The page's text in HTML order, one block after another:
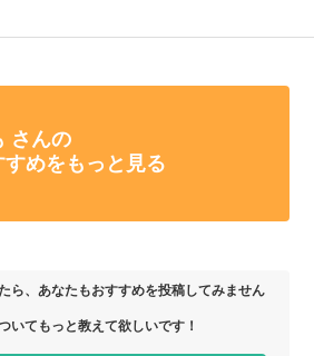
さんの
すめをもっと見る
ら、あなたもおすすめを投稿してみません
いてもっと教えて欲しいです！